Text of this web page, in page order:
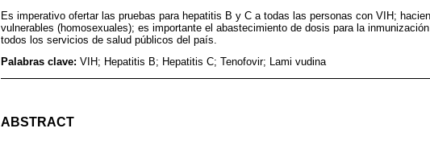
Es imperativo ofertar las pruebas para hepatitis B y C a todas las personas con VIH;
vulnerables (homosexuales); es importante el abastecimiento de dosis para la
todos los servicios de salud públicos del país.
Palabras clave: VIH; Hepatitis B; Hepatitis C; Tenofovir; Lami vudina
ABSTRACT